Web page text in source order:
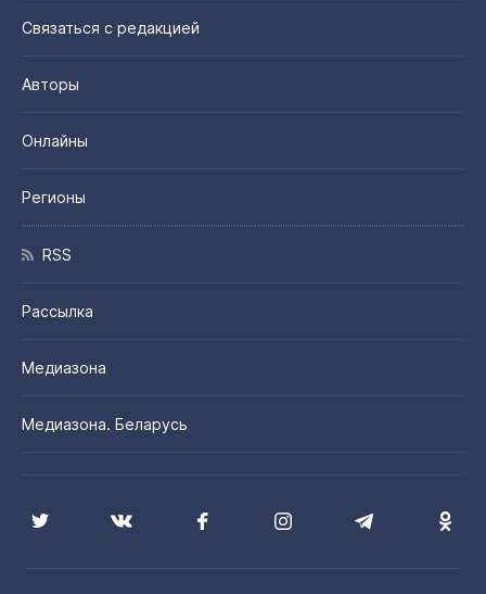
Связаться с редакцией
Авторы
Онлайны
Регионы
RSS
Рассылка
Медиазона
Медиазона. Беларусь